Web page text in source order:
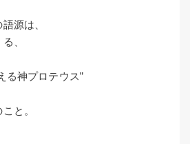
源は、
、
る神プロテウス”
と。